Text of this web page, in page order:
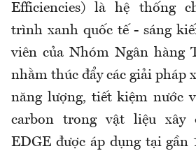
Efficiencies) là hệ thống
trình xanh quốc tế - sáng
viên của Nhóm Ngân hàng
nhằm thúc đẩy các giải pháp
năng lượng, tiết kiệm nước
carbon trong vật liệu xây
EDGE được áp dụng tại gần